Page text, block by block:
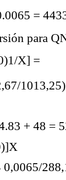
=
para
X] =
+ 48 =